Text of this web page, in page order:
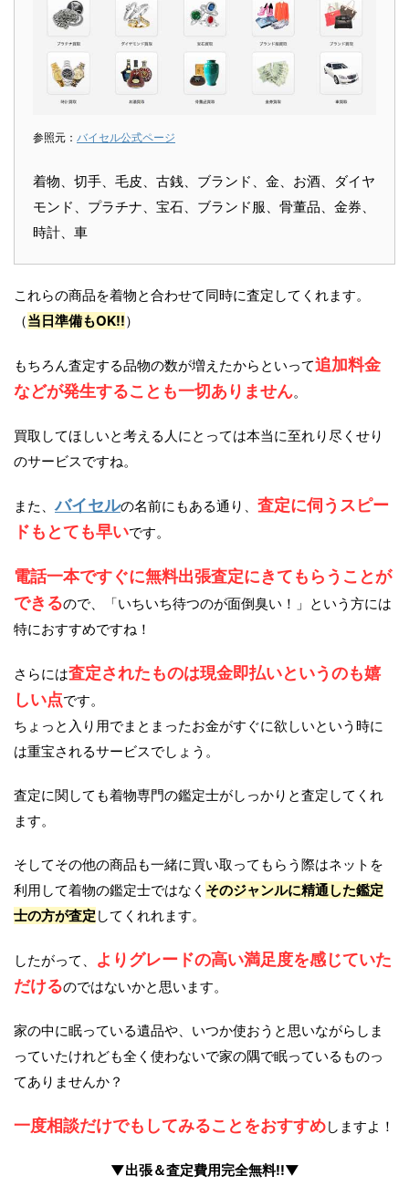
参照元： バイセル公式ページ
着物、切手、毛皮、古銭、ブランド、金、お酒、ダイヤ
モンド、プラチナ、宝石、ブランド服、骨董品、金券、
時計、車
これらの商品を着物と合わせて同時に査定してくれます。
（当日準備もOK!!）
もちろん査定する品物の数が増えたからといって追加料金
などが発生することも一切ありません。
買取してほしいと考える人にとっては本当に至れり尽くせり
のサービスですね。
また、バイセルの名前にもある通り、 査定に伺うスピー
ドもとても早いです。
電話一本ですぐに無料出張査定にきてもらうことが
できるので、「いちいち待つのが面倒臭い！」という方には
特におすすめですね！
さらには査定されたものは現金即払いというのも嬉
しい点です。
ちょっと入り用でまとまったお金がすぐに欲しいという時に
は重宝されるサービスでしょう。
査定に関しても着物専門の鑑定士がしっかりと査定してくれ
ます。
そしてその他の商品も一緒に買い取ってもらう際はネットを
利用して着物の鑑定士ではなく そのジャンルに精通した鑑定
士の方が査定 してくれれます。
したがって、
よりグレードの高い満足度を感じていた
だけるのではないかと思います。
家の中に眠っている遺品や、いつか使おうと思いながらしま
っていたけれども全く使わないで家の隅で眠っているものっ
てありませんか？
一度相談だけでもしてみることをおすすめしますよ！
▼出張＆査定費用完全無料!!▼